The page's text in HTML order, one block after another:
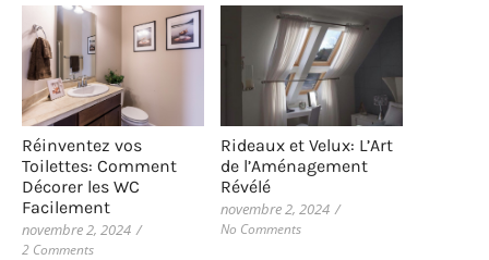
Réinventez vos
Toilettes: Comment
Décorer les WC
Facilement
novembre 2, 2024 /
2 Comments
Rideaux et Velux: L’Art
de l’Aménagement
Révélé
novembre 2, 2024 /
No Comments